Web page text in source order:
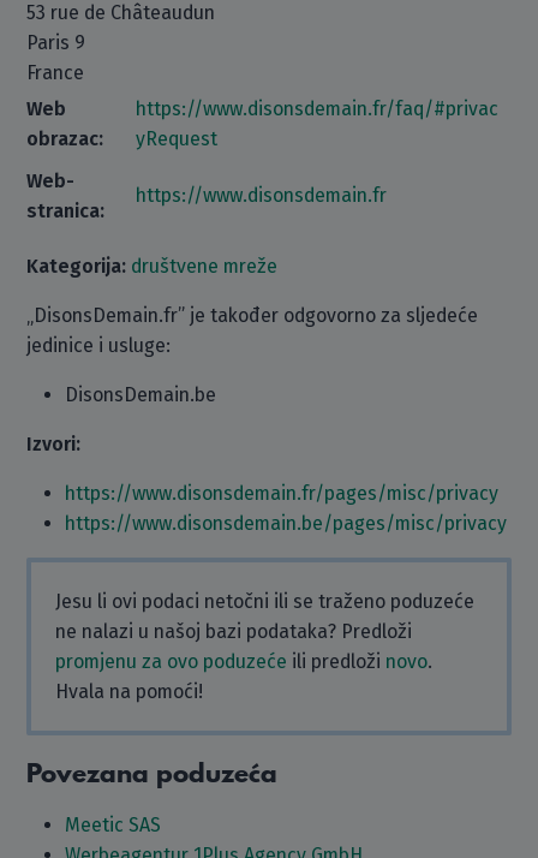
53 rue de Châteaudun
Paris 9
France
Web
obrazac:
https://www.disonsdemain.fr/faq/#privac
yRequest
Web-
stranica:
https://www.disonsdemain.fr
Kategorija: društvene mreže
„DisonsDemain.fr” je također odgovorno za sljedeće
jedinice i usluge:
DisonsDemain.be
Izvori:
https://www.disonsdemain.fr/pages/misc/privacy
https://www.disonsdemain.be/pages/misc/privacy
Jesu li ovi podaci netočni ili se traženo poduzeće
ne nalazi u našoj bazi podataka? Predloži
promjenu za ovo poduzeće ili predloži novo.
Hvala na pomoći!
Povezana poduzeća
Meetic SAS